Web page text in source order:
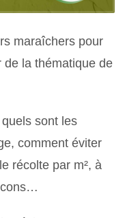
maraîchers pour
de la thématique de
sont les
comment éviter
récolte par m², à